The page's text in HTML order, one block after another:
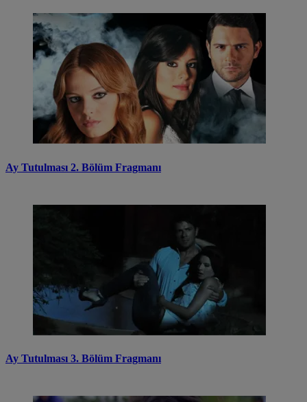
Ay Tutulması 2. Bölüm Fragmanı
Ay Tutulması 3. Bölüm Fragmanı